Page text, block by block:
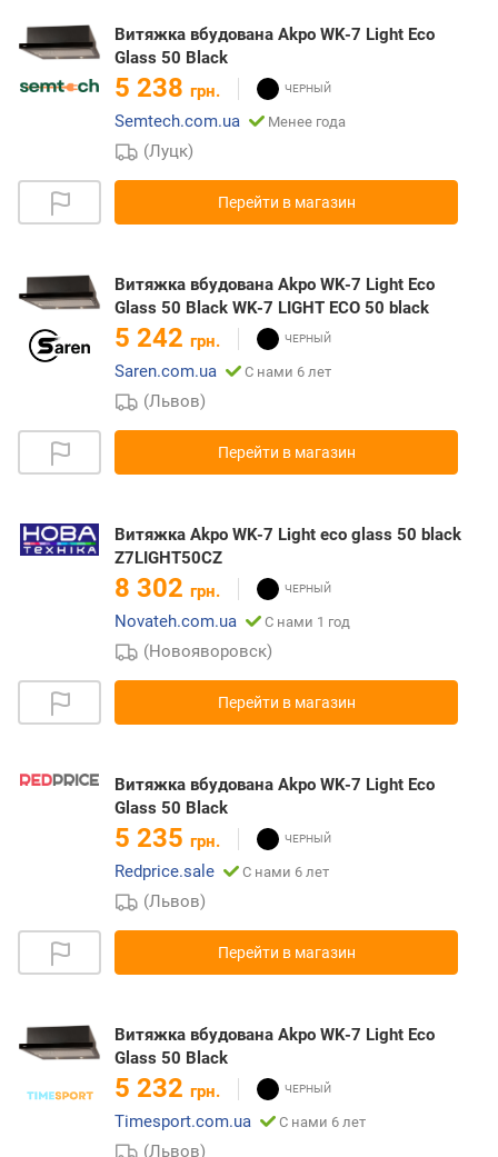
Витяжка вбудована Akpo WK-7 Light Eco
Glass 50 Black
5 238 грн.
Semtech.com.ua
Менее года
(Луцк)
Перейти в магазин
Витяжка вбудована Akpo WK-7 Light Eco
Glass 50 Black WK-7 LIGHT ECO 50 black
5 242 грн.
Saren.com.ua
С нами 6 лет
(Львов)
Перейти в магазин
Витяжка Akpo WK-7 Light eco glass 50 black
Z7LIGHT50CZ
8 302 грн.
Novateh.com.ua
С нами 1 год
(Новояворовск)
Перейти в магазин
Витяжка вбудована Akpo WK-7 Light Eco
Glass 50 Black
5 235 грн.
Redprice.sale
С нами 6 лет
(Львов)
Перейти в магазин
Витяжка вбудована Akpo WK-7 Light Eco
Glass 50 Black
5 232 грн.
Timesport.com.ua
С нами 6 лет
(Львов)